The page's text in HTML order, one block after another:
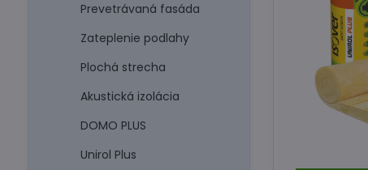
Prevetrávaná fasáda
Zateplenie podlahy
Plochá strecha
Akustická izolácia
DOMO PLUS
Unirol Plus